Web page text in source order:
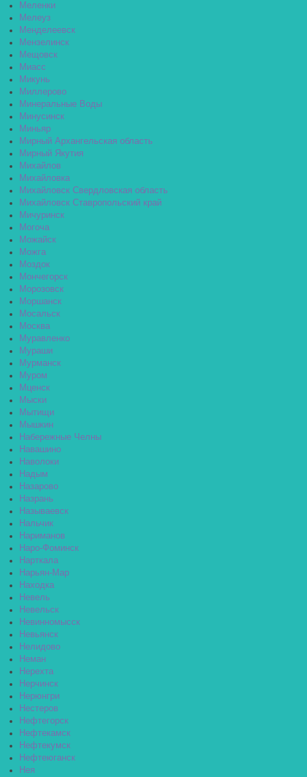
Меленки
Мелеуз
Менделеевск
Мензелинск
Мещовск
Миасс
Микунь
Миллерово
Минеральные Воды
Минусинск
Миньяр
Мирный Архангельская область
Мирный Якутия
Михайлов
Михайловка
Михайловск Свердловская область
Михайловск Ставропольский край
Мичуринск
Могоча
Можайск
Можга
Моздок
Мончегорск
Морозовск
Моршанск
Мосальск
Москва
Муравленко
Мураши
Мурманск
Муром
Мценск
Мыски
Мытищи
Мышкин
Набережные Челны
Навашино
Наволоки
Надым
Назарово
Назрань
Называевск
Нальчик
Нариманов
Наро-Фоминск
Нарткала
Нарьян-Мар
Находка
Невель
Невельск
Невинномысск
Невьянск
Нелидово
Неман
Нерехта
Нерчинск
Нерюнгри
Нестеров
Нефтегорск
Нефтекамск
Нефтекумск
Нефтеюганск
Нея